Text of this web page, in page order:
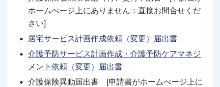
ホームぺージ上にありません：直接お問合せくだ
さい]
居宅サービス計画作成依頼（変更）届出書
介護予防サービス計画作成・介護予防ケアマネジ
メント依頼（変更）届出書
介護保険異動届出書 [申請書がホームぺージ上に